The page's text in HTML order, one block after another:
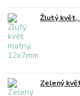
Žlutý květ,
Zelený